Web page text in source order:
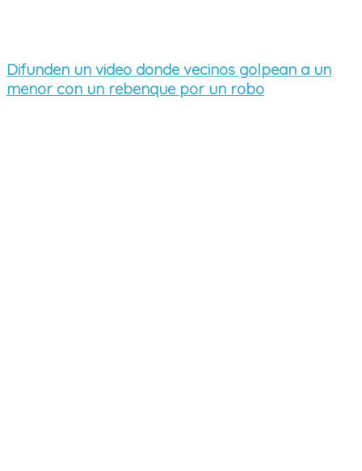
Difunden un video donde vecinos golpean a un
menor con un rebenque por un robo